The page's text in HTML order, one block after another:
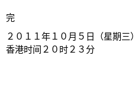
完
２０１１年１０月５日（星期三）
香港时间２０时２３分